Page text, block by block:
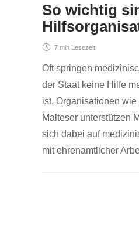
So wichtig
7 min Lesezeit
Oft springen
der Staat keine Hilfe
ist. Organisationen
Malteser unterstützen
sich dabei auf
mit ehrenamtlicher